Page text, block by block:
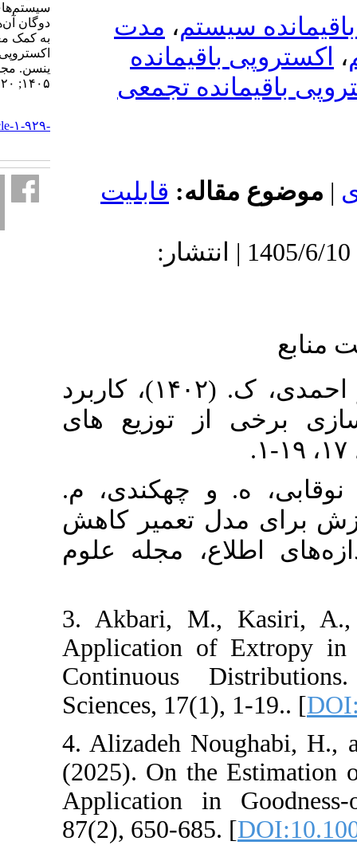
،مدت
باقیمانده
تجمعی
قابلیت
دریافت: 1404/6/9 | پذیرش: 1405/6/10 | انتشار:
۱. اﮐﺒﺮی، م.، ﮐﺜﯿﺮی، ع. و اﺣﻤﺪی، ک. (۱۴۰۲)، ﮐﺎرﺑﺮد
از ﺗﻮزﯾﻊ ﻫﺎی
ه. و چهکندی، م.
مدل تعمیر کاهش
مجله علوم
3. Akbari, M.,
Application of
Continuous
Sciences, 17(1),
4. Alizadeh
(2025). On the
Application in
87(2), 650-685. [
سیستم‌های آمیخته شرطی و
دوگان آن‌ها با مولفه‌های گاما
به کمک معیار واگرایی
اکستروپی باقیمانده تجمعی
ینسن. مجله علوم آماری.
۱۴۰۵; ۲۰ (۱)
http://jss.irstat.ir/article-۱-۹۲۹-